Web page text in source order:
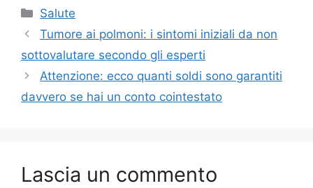
Categorie
Salute
Tumore ai polmoni: i sintomi iniziali da non
sottovalutare secondo gli esperti
Attenzione: ecco quanti soldi sono garantiti
davvero se hai un conto cointestato
Lascia un commento